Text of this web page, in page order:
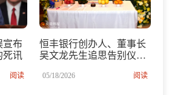
宣布
死讯
阅读
恒丰银行创办人、董事长
吴文龙先生追思告别仪式
送别华社慈善家与金融先
05/18/2026 阅读